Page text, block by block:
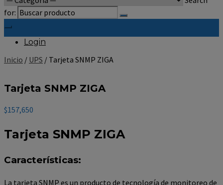
for:
Login
Inicio / UPS / Tarjeta SNMP ZIGA
Tarjeta SNMP ZIGA
$157,650
Tarjeta SNMP ZIGA
Características:
La tarjeta SNMP es un producto de tecnología de monitoreo de